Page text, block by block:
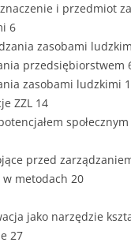
znaczenie i przedmiot
6
zasobami
przedsiębiorstwem
zasobami ludzkimi
ZZL 14
przed
metodach 20
jako narzędzie
27